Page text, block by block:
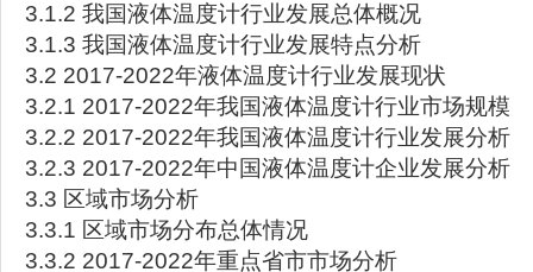
3.1.2 我国液体温度计行业发展总体概况
3.1.3 我国液体温度计行业发展特点分析
3.2 2017-2022年液体温度计行业发展现状
3.2.1 2017-2022年我国液体温度计行业市场规模
3.2.2 2017-2022年我国液体温度计行业发展分析
3.2.3 2017-2022年中国液体温度计企业发展分析
3.3 区域市场分析
3.3.1 区域市场分布总体情况
3.3.2 2017-2022年重点省市市场分析